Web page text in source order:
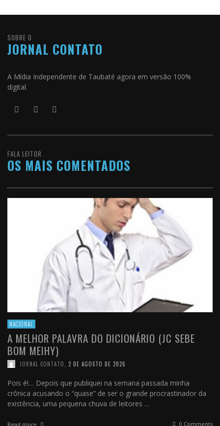
SOBRE O
JORNAL CONTATO
A Mídia Independente de Taubaté agora em versão 100%
digital.
FALA LEITOR
OS MAIS COMENTADOS
NACIONAL
A MELHOR PALAVRA DO DICIONÁRIO (JC SEBE
BOM MEIHY)
JORNAL CONTATO 2 DE AGOSTO DE 2026
Pois é!… Depois que publiquei na semana passada minha
crônica acusando o “quase” de ser o grande procrastinador da
existência, uma pequena chuva de leitores …
Read more 0 Comments